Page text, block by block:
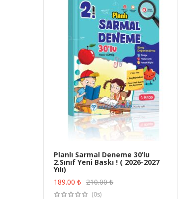
ÜRÜN SATIN AL
Planlı Sarmal Deneme 30’lu
2.Sınıf Yeni Baskı ! ( 2026-2027
Yılı)
189.00 ₺ 210.00₺
(0s)